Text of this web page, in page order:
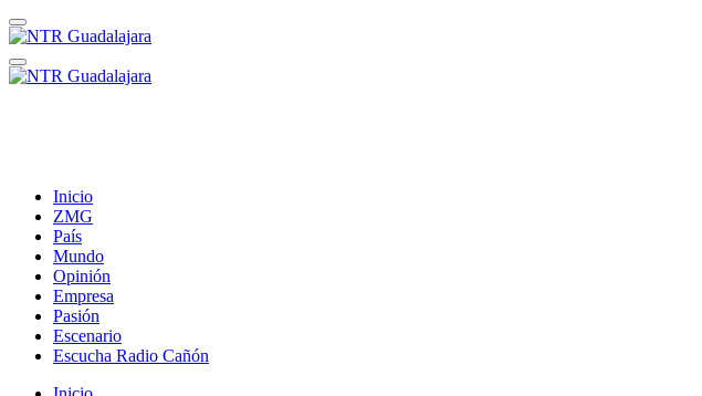
Inicio
ZMG
País
Mundo
Opinión
Empresa
Pasión
Escenario
Escucha Radio Cañón